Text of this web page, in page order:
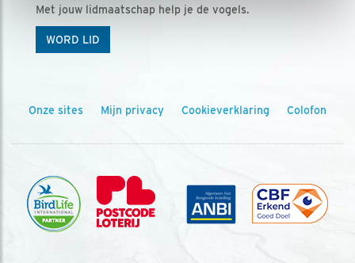
Met jouw lidmaatschap help je de vogels.
WORD LID
Onze sites Mijn privacy Cookieverklaring Colofon